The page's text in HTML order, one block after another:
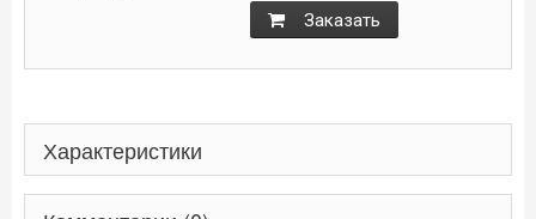
Заказать
Характеристики